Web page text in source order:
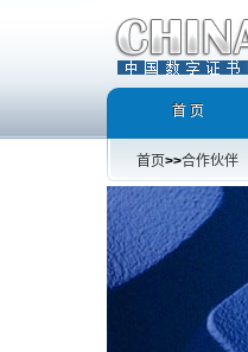
首 页
首页>>合作伙伴